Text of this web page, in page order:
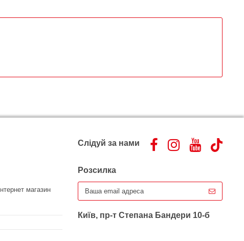
Інтернет магазин
Слідуй за нами
Розсилка
Київ, пр-т Степана Бандери 10-б